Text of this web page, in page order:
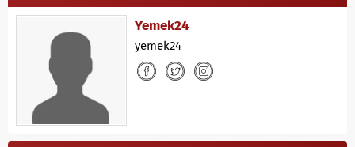
Yemek24
yemek24